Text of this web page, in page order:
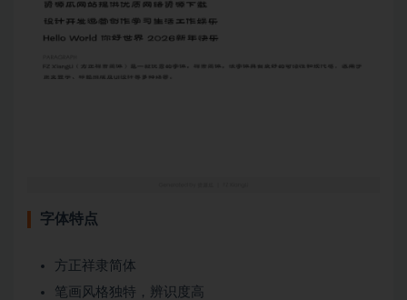
字体特点
方正祥隶简体
笔画风格独特，辨识度高